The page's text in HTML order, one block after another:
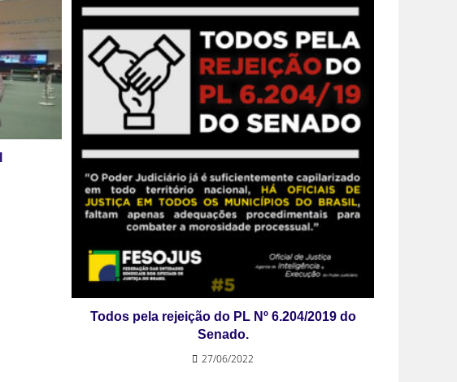
Todos pela rejeição do PL Nº 6.204/2019 do
Senado.
27/06/2022